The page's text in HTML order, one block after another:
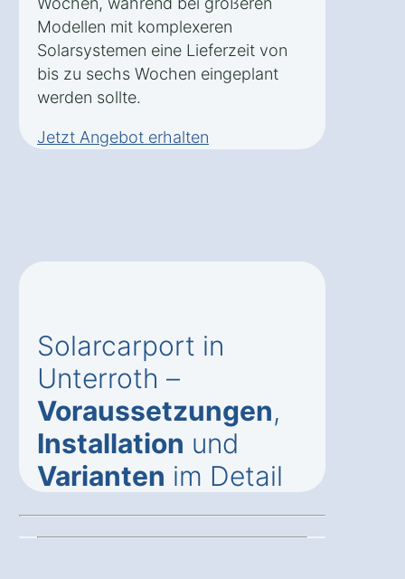
Modellen mit komplexeren
Solarsystemen eine Lieferzeit von
bis zu sechs Wochen eingeplant
werden sollte.
Jetzt Angebot erhalten
Solarcarport in
Unterroth –
Voraussetzungen,
Installation und
Varianten im Detail